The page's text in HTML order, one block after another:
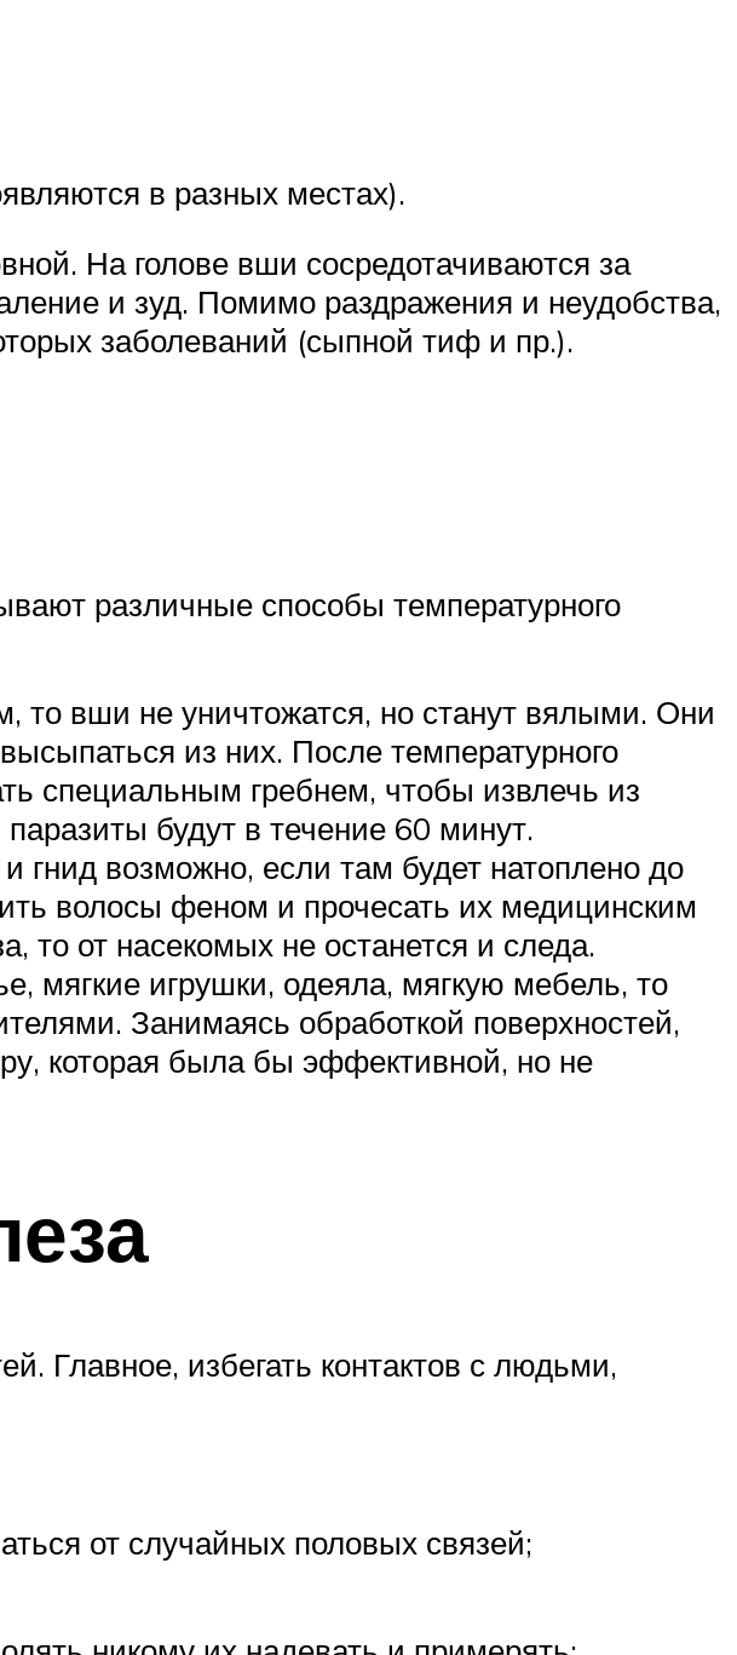
в разных местах).
На голове вши сосредотачиваются за
и зуд. Помимо раздражения и неудобства,
заболеваний (сыпной тиф и пр.).
различные способы температурного
то вши не уничтожатся, но станут вялыми. Они
из них. После температурного
специальным гребнем, чтобы извлечь из
будут в течение 60 минут.
возможно, если там будет натоплено до
волосы феном и прочесать их медицинским
то от насекомых не останется и следа.
мягкие игрушки, одеяла, мягкую мебель, то
Занимаясь обработкой поверхностей,
которая была бы эффективной, но не
Главное, избегать контактов с людьми,
от случайных половых связей;